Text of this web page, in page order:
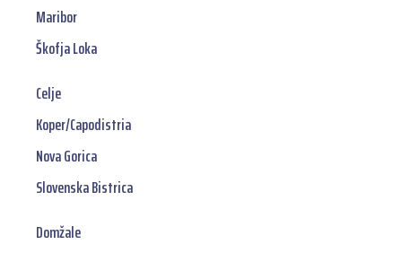
Maribor
Škofja Loka
Celje
Koper/Capodistria
Nova Gorica
Slovenska Bistrica
Domžale